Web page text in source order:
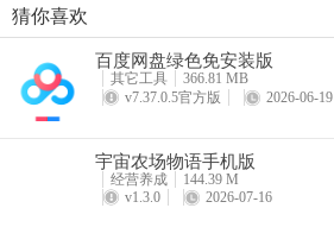
赶海小渔夫(钓鱼模拟游戏)
详情
驾驶专家2无限货币版(驾驶模拟游戏)
详情
猜你喜欢
百度网盘绿色免安装版
其它工具
366.81 MB
v7.37.0.5官方版
2026-06-19
宇宙农场物语手机版
经营养成
144.39 M
v1.3.0
2026-07-16